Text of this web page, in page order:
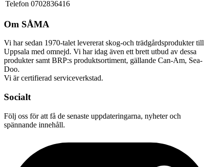
Telefon 0702836416
Om SÅMA
Vi har sedan 1970-talet levererat skog-och trädgårdsprodukter till
Uppsala med omnejd. Vi har idag även ett brett utbud av dessa
produkter samt BRP:s produktsortiment, gällande Can-Am, Sea-
Doo.
Vi är certifierad serviceverkstad.
Socialt
Följ oss för att få de senaste uppdateringarna, nyheter och
spännande innehåll.